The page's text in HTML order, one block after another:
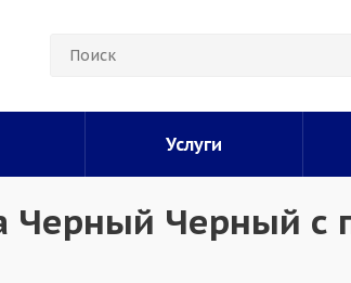
Услуги
Черный Черный с